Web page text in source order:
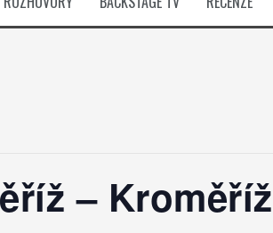
legendárních Camden parties, propojí
– Kroměříž